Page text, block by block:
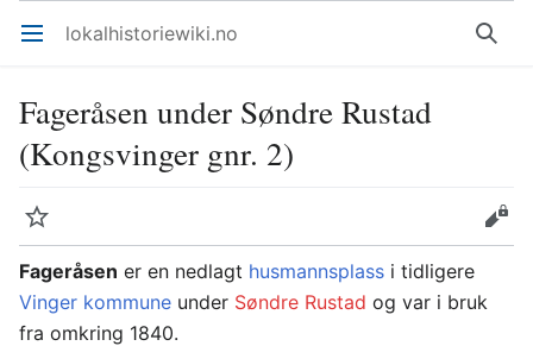
Åpne hovedmenyen lokalhistoriewiki.no Søk
Fageråsen under Søndre Rustad
(Kongsvinger gnr. 2)
Overvåk
Rediger
Fageråsen er en nedlagt husmannsplass i tidligere
Vinger kommune under Søndre Rustad og var i bruk
fra omkring 1840.